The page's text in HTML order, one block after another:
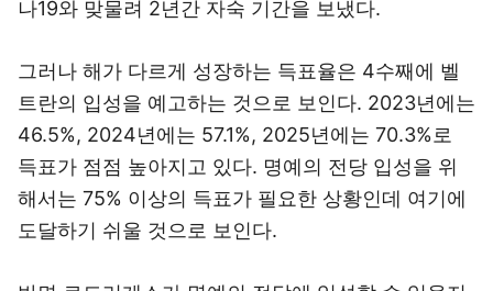
나19와 맞물려 2년간 자숙 기간을 보냈다.
그러나 해가 다르게 성장하는 득표율은 4수째에 벨
트란의 입성을 예고하는 것으로 보인다. 2023년에는
46.5%, 2024년에는 57.1%, 2025년에는 70.3%로
득표가 점점 높아지고 있다. 명예의 전당 입성을 위
해서는 75% 이상의 득표가 필요한 상황인데 여기에
도달하기 쉬울 것으로 보인다.